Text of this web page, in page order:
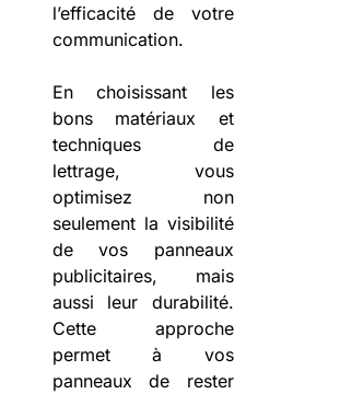
l’efficacité de votre
communication.
En choisissant les
bons matériaux et
techniques de
lettrage, vous
optimisez non
seulement la visibilité
de vos panneaux
publicitaires, mais
aussi leur durabilité.
Cette approche
permet à vos
panneaux de rester